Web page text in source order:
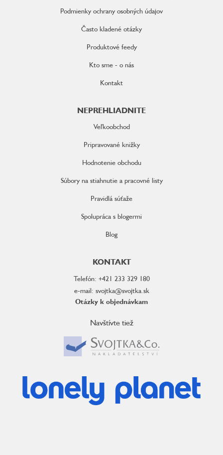
Podmienky ochrany osobných údajov
Často kladené otázky
Produktové feedy
Kto sme - o nás
Kontakt
NEPREHLIADNITE
Veľkoobchod
Pripravované knižky
Hodnotenie obchodu
Súbory na stiahnutie a pracovné listy
Pravidlá súťaže
Spolupráca s blogermi
Blog
KONTAKT
Telefón: +421 233 329 180
e-mail: svojtka@svojtka.sk
Otázky k objednávkam
Navštívte tiež